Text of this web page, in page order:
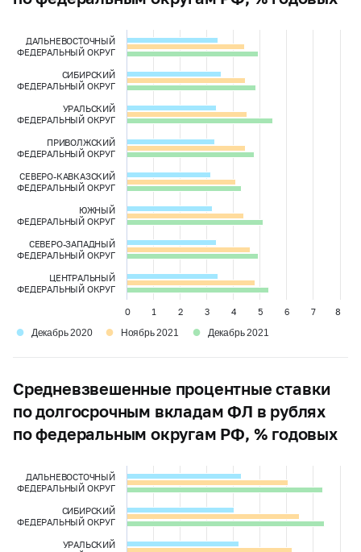
ДАЛЬНЕВОСТОЧНЫЙ
ФЕДЕРАЛЬНЫЙ ОКРУГ
СИБИРСКИЙ
ФЕДЕРАЛЬНЫЙ ОКРУГ
УРАЛЬСКИЙ
ФЕДЕРАЛЬНЫЙ ОКРУГ
ПРИВОЛЖСКИЙ
ФЕДЕРАЛЬНЫЙ ОКРУГ
СЕВЕРО-КАВКАЗСКИЙ
ФЕДЕРАЛЬНЫЙ ОКРУГ
ЮЖНЫЙ
ФЕДЕРАЛЬНЫЙ ОКРУГ
СЕВЕРО-ЗАПАДНЫЙ
ФЕДЕРАЛЬНЫЙ ОКРУГ
ЦЕНТРАЛЬНЫЙ
ФЕДЕРАЛЬНЫЙ ОКРУГ
0 1 2 3 4 5 6 7 8
● Декабрь 2020 ● Ноябрь 2021 ● Декабрь 2021
Средневзвешенные процентные ставки
по долгосрочным вкладам ФЛ в рублях
по федеральным округам РФ, % годовых
ДАЛЬНЕВОСТОЧНЫЙ
ФЕДЕРАЛЬНЫЙ ОКРУГ
СИБИРСКИЙ
ФЕДЕРАЛЬНЫЙ ОКРУГ
УРАЛЬСКИЙ